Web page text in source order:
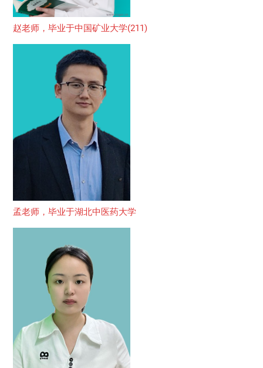
赵老师，毕业于中国矿业大学(211)
孟老师，毕业于湖北中医药大学